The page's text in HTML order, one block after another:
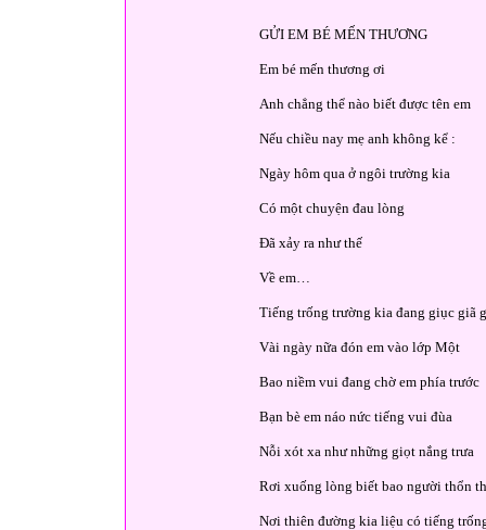
GỬI EM BÉ MẾN THƯƠNG
Em bé mến thương ơi
Anh chẳng thể nào biết được tên em
Nếu chiều nay mẹ anh không kể :
Ngày hôm qua ở ngôi trường kia
Có một chuyện đau lòng
Đã xảy ra như thế
Về em…
Tiếng trống trường kia đang giục giã
Vài ngày nữa đón em vào lớp Một
Bao niềm vui đang chờ em phía trước
Bạn bè em náo nức tiếng vui đùa
Nỗi xót xa như những giọt nắng trưa
Rơi xuống lòng biết bao người thổn
Nơi thiên đường kia liệu có tiếng